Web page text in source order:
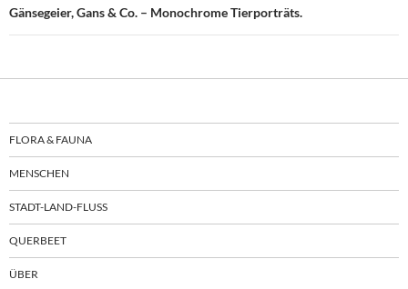
Gänsegeier, Gans & Co. – Monochrome Tierporträts.
FLORA & FAUNA
MENSCHEN
STADT-LAND-FLUSS
QUERBEET
ÜBER